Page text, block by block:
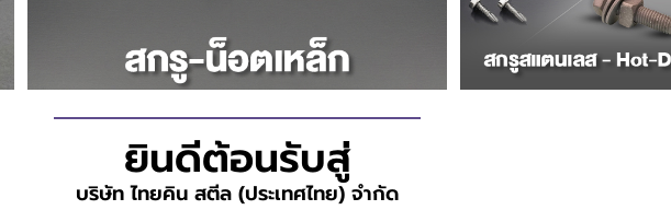
ยินดีต้อนรับสู่
บริษัท ไทยคิน สตีล (ประเทศไทย) จำกัด